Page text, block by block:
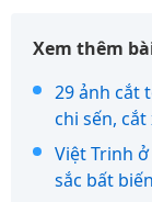
Xem thêm
29 ảnh cắt
chi sến,
Việt Trinh
sắc bất